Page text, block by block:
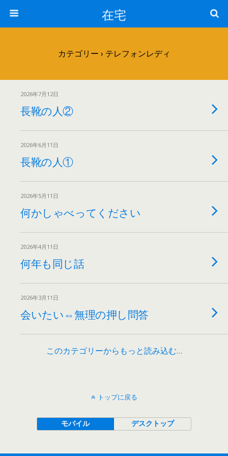
在宅
カテゴリー › テレフォンレディ
2026年7月12日
長靴の人②
2026年6月11日
長靴の人①
2026年5月11日
何かしゃべってください
2026年4月11日
何年も同じ話
2026年3月11日
会いたい⇔無理の押し問答
このカテゴリーからもっと読み込む…
トップに戻る
モバイル デスクトップ